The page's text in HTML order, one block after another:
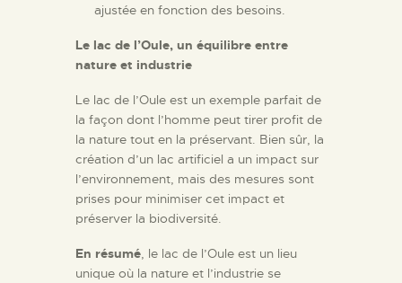
ajustée en fonction des besoins.
Le lac de l’Oule, un équilibre entre
nature et industrie
Le lac de l’Oule est un exemple parfait de
la façon dont l’homme peut tirer profit de
la nature tout en la préservant. Bien sûr, la
création d’un lac artificiel a un impact sur
l’environnement, mais des mesures sont
prises pour minimiser cet impact et
préserver la biodiversité.
En résumé, le lac de l’Oule est un lieu
unique où la nature et l’industrie se